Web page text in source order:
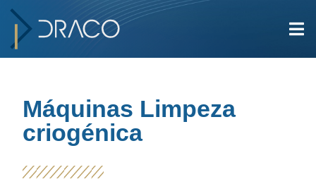
Máquinas Limpeza
criogénica